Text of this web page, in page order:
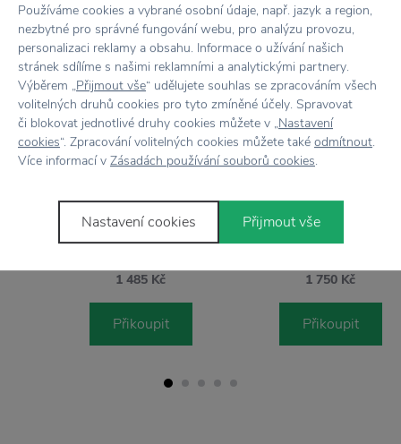
Stojí zapozornost
HOUSE DOCTOR
Termoska s dřevěnou rukojetí Cole
Green 1 l
1 485 Kč
Přikoupit
HOUSE DOCTOR
Termoska s dřevěnou
Black 1,8 l
1 750 Kč
Přikoupit
Používáme cookies a vybrané osobní údaje, např. jazyk a region,
nezbytné pro správné fungování webu, pro analýzu provozu,
personalizaci reklamy a obsahu. Informace o užívání našich
stránek sdílíme s našimi reklamními a analytickými partnery.
Výběrem „Přijmout vše“ udělujete souhlas se zpracováním všech
volitelných druhů cookies pro tyto zmíněné účely. Spravovat
či blokovat jednotlivé druhy cookies můžete v „Nastavení
cookies“. Zpracování volitelných cookies můžete také odmítnout.
Více informací v Zásadách používání souborů cookies.
Nastavení cookies Přijmout vše